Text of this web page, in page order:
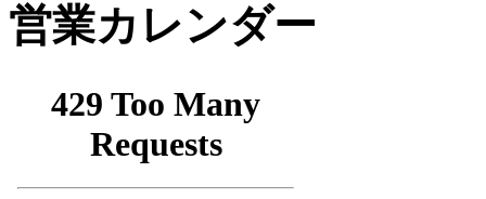
営業カレンダー